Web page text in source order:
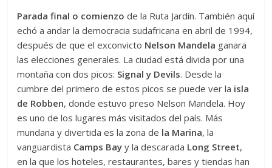
Parada final o comienzo de la Ruta Jardín. También aquí
echó a andar la democracia sudafricana en abril de 1994,
después de que el exconvicto Nelson Mandela ganara
las elecciones generales. La ciudad está divida por una
montaña con dos picos: Signal y Devils. Desde la
cumbre del primero de estos picos se puede ver la isla
de Robben, donde estuvo preso Nelson Mandela. Hoy
es uno de los lugares más visitados del país. Más
mundana y divertida es la zona de la Marina, la
vanguardista Camps Bay y la descarada Long Street,
en la que los hoteles, restaurantes, bares y tiendas han